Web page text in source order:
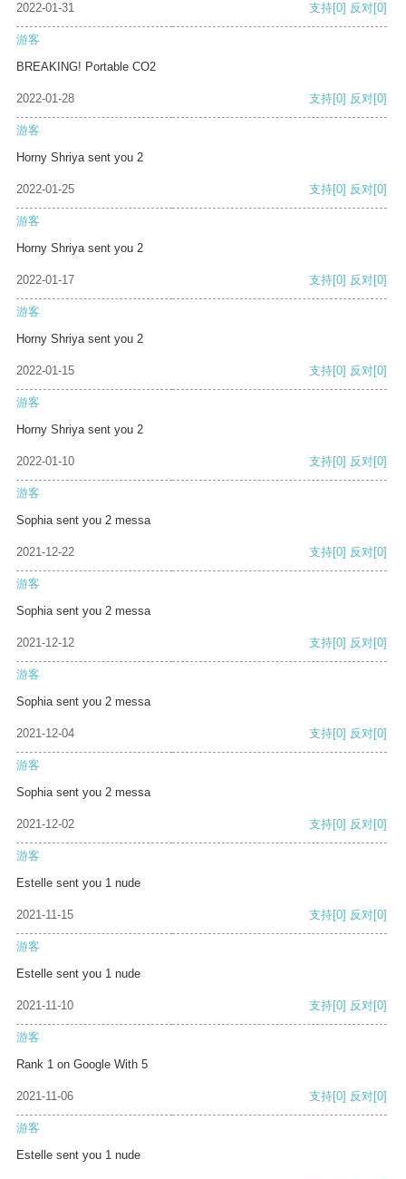
2022-01-31 支持[0] 反对[0]
游客
BREAKING! Portable CO2
2022-01-28 支持[0] 反对[0]
游客
Horny Shriya sent you 2
2022-01-25 支持[0] 反对[0]
游客
Horny Shriya sent you 2
2022-01-17 支持[0] 反对[0]
游客
Horny Shriya sent you 2
2022-01-15 支持[0] 反对[0]
游客
Horny Shriya sent you 2
2022-01-10 支持[0] 反对[0]
游客
Sophia sent you 2 messa
2021-12-22 支持[0] 反对[0]
游客
Sophia sent you 2 messa
2021-12-12 支持[0] 反对[0]
游客
Sophia sent you 2 messa
2021-12-04 支持[0] 反对[0]
游客
Sophia sent you 2 messa
2021-12-02 支持[0] 反对[0]
游客
Estelle sent you 1 nude
2021-11-15 支持[0] 反对[0]
游客
Estelle sent you 1 nude
2021-11-10 支持[0] 反对[0]
游客
Rank 1 on Google With 5
2021-11-06 支持[0] 反对[0]
游客
Estelle sent you 1 nude